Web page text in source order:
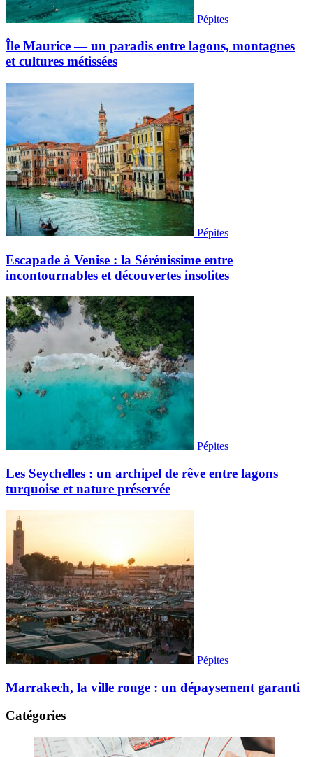
Pépites
Île Maurice — un paradis entre lagons, montagnes
et cultures métissées
Pépites
Escapade à Venise : la Sérénissime entre
incontournables et découvertes insolites
Pépites
Les Seychelles : un archipel de rêve entre lagons
turquoise et nature préservée
Pépites
Marrakech, la ville rouge : un dépaysement garanti
Catégories